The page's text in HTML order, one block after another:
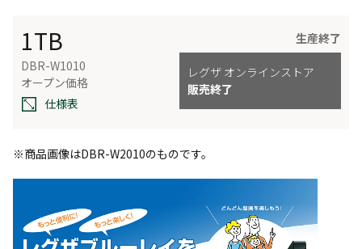
1TB
DBR-W1010
仕様表
オープン価格
生産終了
レグザ オンラインストア
販売終了
※商品画像はDBR-W2010のものです。